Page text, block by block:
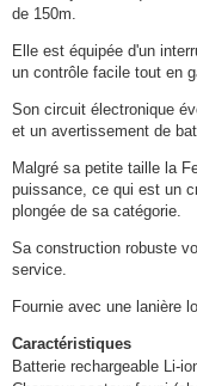
de 150m.
Elle est équipée d'un
un contrôle facile tout en
Son circuit électronique
et un avertissement de
Malgré sa petite taille la
puissance, ce qui est un
plongée de sa catégorie.
Sa construction robuste
service.
Fournie avec une lanière
Caractéristiques
Batterie rechargeable Li-